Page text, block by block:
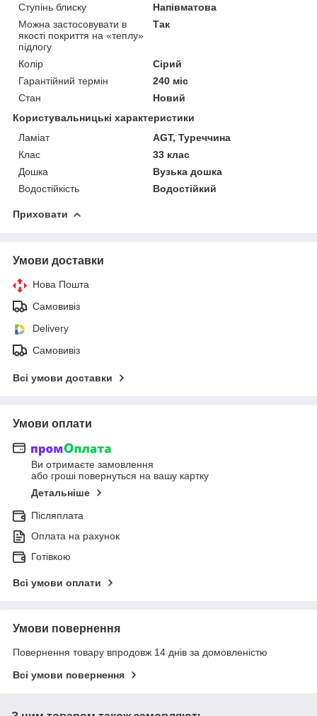
Ступінь блиску
Напівматова
Можна застосовувати в
якості покриття на «теплу»
підлогу
Так
Колір
Сірий
Гарантійний термін
240 міс
Стан
Новий
Користувальницькі характеристики
Ламіат
AGT, Туреччина
Клас
33 клас
Дошка
Вузька дошка
Водостійкість
Водостійкий
Приховати
Умови доставки
Нова Пошта
Самовивіз
Delivery
Самовивіз
Всі умови доставки
Умови оплати
Ви отримаєте замовлення
або гроші повернуться на вашу картку
Детальніше
Післяплата
Оплата на рахунок
Готівкою
Всі умови оплати
Умови повернення
Повернення товару впродовж 14 днів за домовленістю
Всі умови повернення